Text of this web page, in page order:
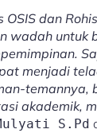
OSIS dan
wadah untuk
menjadi
temannya,
akademik,
S.Pd